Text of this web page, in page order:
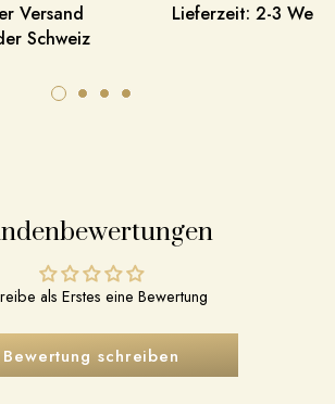
Versand
Schweiz
Lieferzeit: 2-3
als Erstes eine Bewertung
Bewertung schreiben